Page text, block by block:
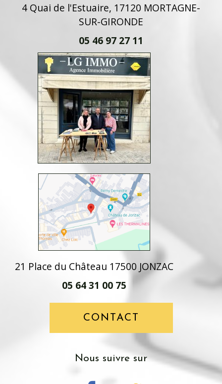
4 Quai de l'Estuaire, 17120 MORTAGNE-
SUR-GIRONDE
05 46 97 27 11
21 Place du Château 17500 JONZAC
05 64 31 00 75
CONTACT
nous suivre sur